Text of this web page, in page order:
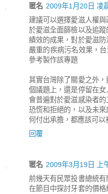
匿名 2009年1月20日 凌
建議可以選擇愛滋人權
於愛滋全面篩檢以及追
績效的成果，對於愛滋
嚴重的疾病污名效果，
參考製作該專題
其實台灣除了關愛之外
個議題上，還是停留在
會普遍對於愛滋感染者
恐慌和拒絕的，以及未
何付出承擔，都應該可以
回覆
匿名 2009年3月19日 上
前幾天有民眾投書總統
在節目中探討牙套的價